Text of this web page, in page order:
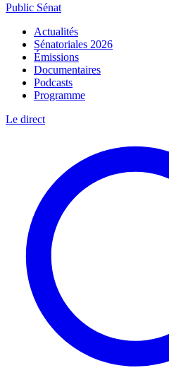
Public Sénat
Actualités
Sénatoriales 2026
Émissions
Documentaires
Podcasts
Programme
Le direct